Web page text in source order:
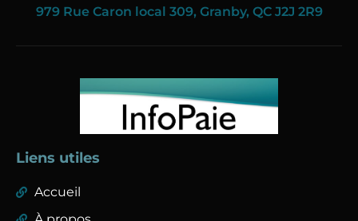
979 Rue Caron local 309, Granby, QC J2J 2R9
Liens utiles
Accueil